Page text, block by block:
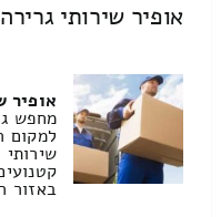
אופיר שירותי
אופיר
מחפש
למקום
שירותי
באזור